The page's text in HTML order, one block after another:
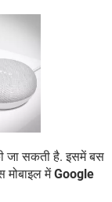
जा सकती है. इसमें बस
मेंGoogle